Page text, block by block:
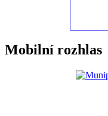
Mobilní rozhlas